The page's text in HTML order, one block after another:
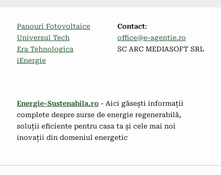
Panouri Fotovoltaice
Universul Tech
Era Tehnologica
iEnergie
Contact:
office@e-agentie.ro
SC ARC MEDIASOFT SRL
Energie-Sustenabila.ro - Aici găsești informații
complete despre surse de energie regenerabilă,
soluții eficiente pentru casa ta și cele mai noi
inovații din domeniul energetic